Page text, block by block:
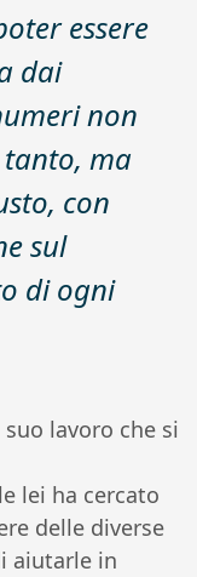
essere
dai
non
ma
con
sul
di ogni
lavoro che si
lei ha cercato
delle diverse
aiutarle in